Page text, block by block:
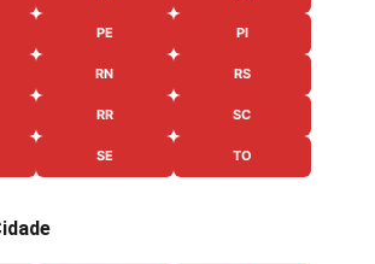
PE PI
RN RS
RR SC
SE TO